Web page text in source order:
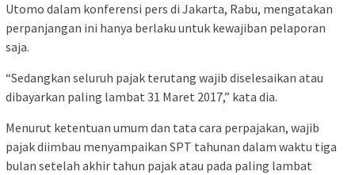
Utomo dalam konferensi pers di Jakarta, Rabu, mengatakan
perpanjangan ini hanya berlaku untuk kewajiban pelaporan
saja.
“Sedangkan seluruh pajak terutang wajib diselesaikan atau
dibayarkan paling lambat 31 Maret 2017,” kata dia.
Menurut ketentuan umum dan tata cara perpajakan, wajib
pajak diimbau menyampaikan SPT tahunan dalam waktu tiga
bulan setelah akhir tahun pajak atau pada paling lambat